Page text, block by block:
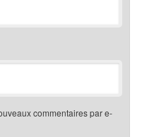
commentaires par e-